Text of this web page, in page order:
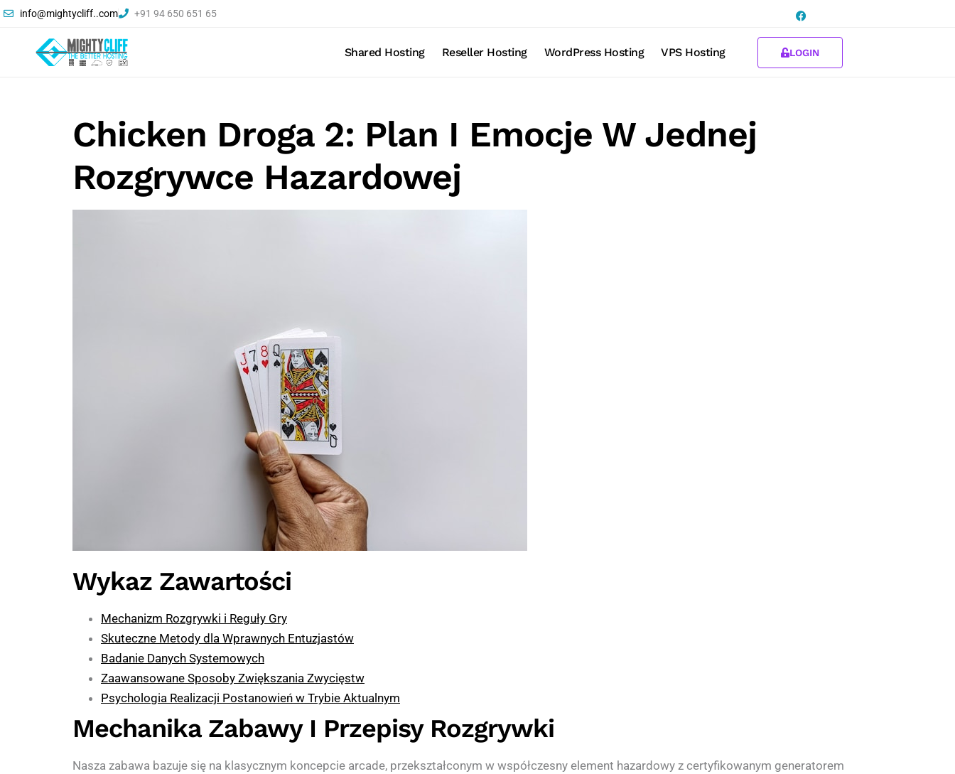
info@mightycliff..com +91 94 650 651 65
Shared Hosting Reseller Hosting WordPress Hosting VPS Hosting LOGIN
Chicken Droga 2: Plan I Emocje W Jednej
Rozgrywce Hazardowej
Wykaz Zawartości
Mechanizm Rozgrywki i Reguły Gry
Skuteczne Metody dla Wprawnych Entuzjastów
Badanie Danych Systemowych
Zaawansowane Sposoby Zwiększania Zwycięstw
Psychologia Realizacji Postanowień w Trybie Aktualnym
Mechanika Zabawy I Przepisy Rozgrywki
Nasza zabawa bazuje się na klasycznym koncepcie arcade, przekształconym w współczesny element hazardowy z certyfikowanym generatorem